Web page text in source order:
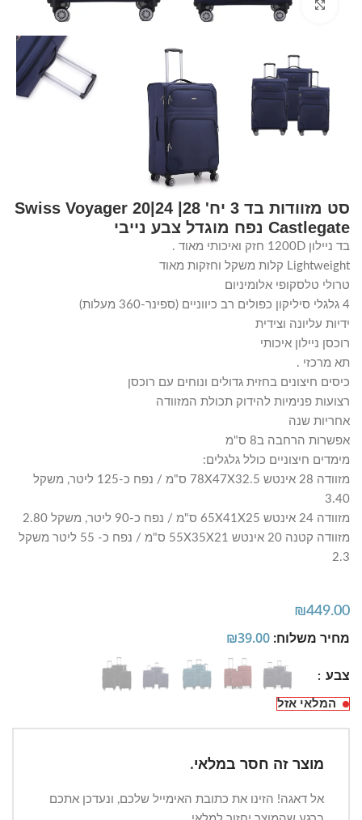
Click to enlarge
סט מזוודות בד 3 יח' 28| 24|20 Swiss Voyager
Castlegate נפח מוגדל צבע נייבי
בד ניילון 1200D חזק ואיכותי מאוד .
Lightweight קלות משקל וחזקות מאוד
טרולי טלסקופי אלומיניום
4 גלגלי סיליקון כפולים רב כיווניים (ספינר-360 מעלות)
ידיות עליונה וצידית
רוכסן ניילון איכותי
תא מרכזי .
כיסים חיצונים בחזית גדולים ונוחים עם רוכסן
רצועות פנימיות להידוק תכולת המזוודה
אחריות שנה
אפשרות הרחבה ב8 ס"מ
מימדים חיצוניים כולל גלגלים:
מזוודה 28 אינטש 78X47X32.5 ס"מ / נפח כ-125 ליטר, משקל
3.40
מזוודה 24 אינטש 65X41X25 ס"מ / נפח כ-90 ליטר, משקל 2.80
מזוודה קטנה 20 אינטש 55X35X21 ס"מ / נפח כ- 55 ליטר משקל
2.3
₪449.00
מחיר משלוח: ₪39.00
צבע
המלאי אזל
מוצר זה חסר במלאי.
אל דאגה! הזינו את כתובת האימייל שלכם, ונעדכן אתכם